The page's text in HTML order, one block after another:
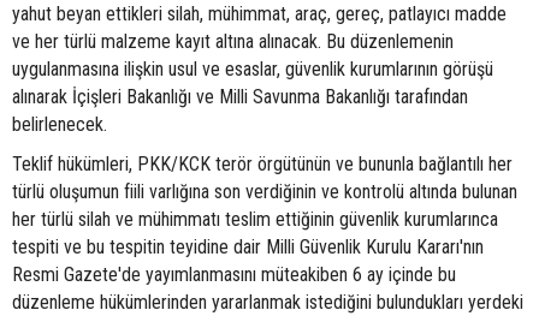
yahut beyan ettikleri silah, mühimmat, araç, gereç, patlayıcı madde
ve her türlü malzeme kayıt altına alınacak. Bu düzenlemenin
uygulanmasına ilişkin usul ve esaslar, güvenlik kurumlarının görüşü
alınarak İçişleri Bakanlığı ve Milli Savunma Bakanlığı tarafından
belirlenecek.
Teklif hükümleri, PKK/KCK terör örgütünün ve bununla bağlantılı her
türlü oluşumun fiili varlığına son verdiğinin ve kontrolü altında bulunan
her türlü silah ve mühimmatı teslim ettiğinin güvenlik kurumlarınca
tespiti ve bu tespitin teyidine dair Milli Güvenlik Kurulu Kararı'nın
Resmi Gazete'de yayımlanmasını müteakiben 6 ay içinde bu
düzenleme hükümlerinden yararlanmak istediğini bulundukları yerdeki